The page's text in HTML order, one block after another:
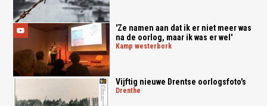
'Ze namen aan dat ik er niet meer was
na de oorlog, maar ik was er wel'
kamp westerbork
Vijftig nieuwe Drentse oorlogsfoto's
drenthe